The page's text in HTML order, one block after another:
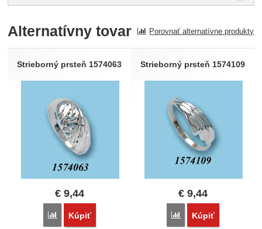
Recenzia
Alternatívny tovar Porovnať alternatívne produkty
Strieborný prsteň 1574063
€ 9,44
Porovnať
Kúpiť
Strieborný prsteň 1574109
€9,44
Porovnať
Kúpiť